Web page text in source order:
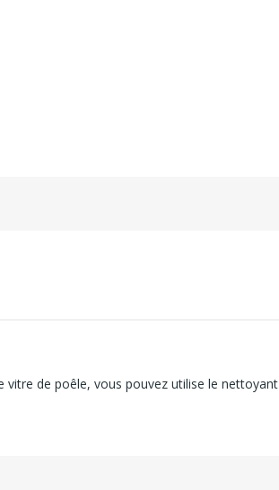
vitre de poêle, vous pouvez utilise le nettoyant